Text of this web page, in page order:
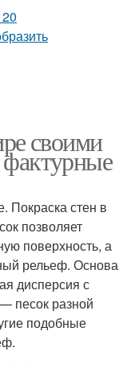
своими
Покраска стен в
позволяет
поверхность, а
рельеф. Основа
дисперсия с
песок разной
подобные